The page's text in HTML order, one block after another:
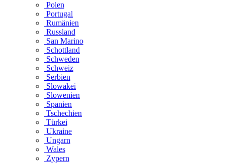
Polen
Portugal
Rumänien
Russland
San Marino
Schottland
Schweden
Schweiz
Serbien
Slowakei
Slowenien
Spanien
Tschechien
Türkei
Ukraine
Ungarn
Wales
Zypern